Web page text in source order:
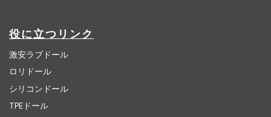
役に立つリンク
激安ラブドール
ロリドール
シリコンドール
TPEドール